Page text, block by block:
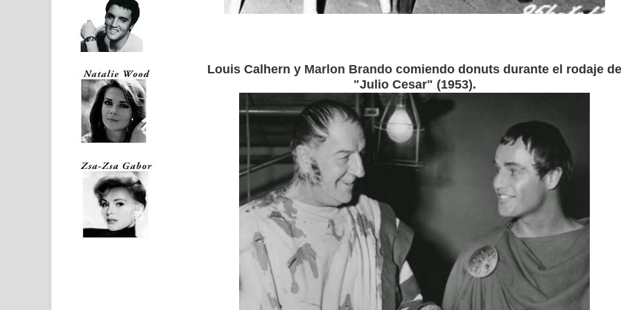
Louis Calhern y Marlon Brando comiendo donuts durante el rodaje de
"Julio Cesar" (1953).